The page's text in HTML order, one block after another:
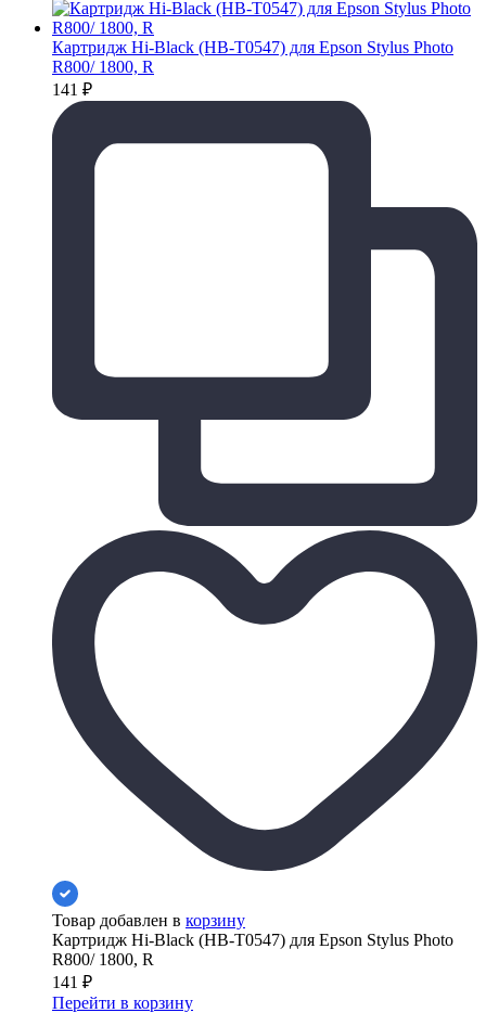
Картридж Hi-Black (HB-T0547) для Epson Stylus Photo
R800/ 1800, R
141 ₽
Товар добавлен в корзину
Картридж Hi-Black (HB-T0547) для Epson Stylus Photo
R800/ 1800, R
141 ₽
Перейти в корзину